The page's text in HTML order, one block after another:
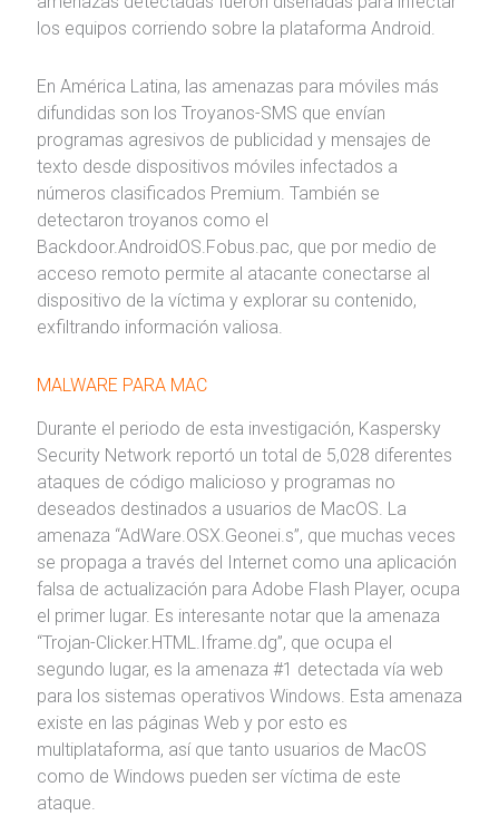
los equipos corriendo sobre la plataforma Android.
En América Latina, las amenazas para móviles más
difundidas son los Troyanos-SMS que envían
programas agresivos de publicidad y mensajes de
texto desde dispositivos móviles infectados a
números clasificados Premium. También se
detectaron troyanos como el
Backdoor.AndroidOS.Fobus.pac, que por medio de
acceso remoto permite al atacante conectarse al
dispositivo de la víctima y explorar su contenido,
exfiltrando información valiosa.
MALWARE PARA MAC
Durante el periodo de esta investigación, Kaspersky
Security Network reportó un total de 5,028 diferentes
ataques de código malicioso y programas no
deseados destinados a usuarios de MacOS. La
amenaza “AdWare.OSX.Geonei.s”, que muchas veces
se propaga a través del Internet como una aplicación
falsa de actualización para Adobe Flash Player, ocupa
el primer lugar. Es interesante notar que la amenaza
“Trojan-Clicker.HTML.Iframe.dg”, que ocupa el
segundo lugar, es la amenaza #1 detectada vía web
para los sistemas operativos Windows. Esta amenaza
existe en las páginas Web y por esto es
multiplataforma, así que tanto usuarios de MacOS
como de Windows pueden ser víctima de este
ataque.